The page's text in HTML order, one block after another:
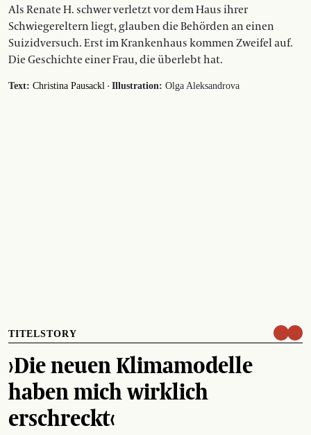
Als Renate H. schwer verletzt vor dem Haus ihrer
Schwiegereltern liegt, glauben die Behörden an einen
Suizidversuch. Erst im Krankenhaus kommen Zweifel auf.
Die Geschichte einer Frau, die überlebt hat.
Text: Christina Pausackl · Illustration: Olga Aleksandrova
TITELSTORY
›Die neuen Klimamodelle
haben mich wirklich
erschreckt‹